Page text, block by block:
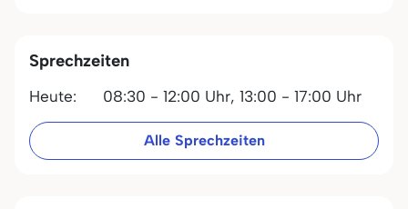
Sprechzeiten
Heute: 08:30 - 12:00 Uhr, 13:00 - 17:00 Uhr
Alle Sprechzeiten